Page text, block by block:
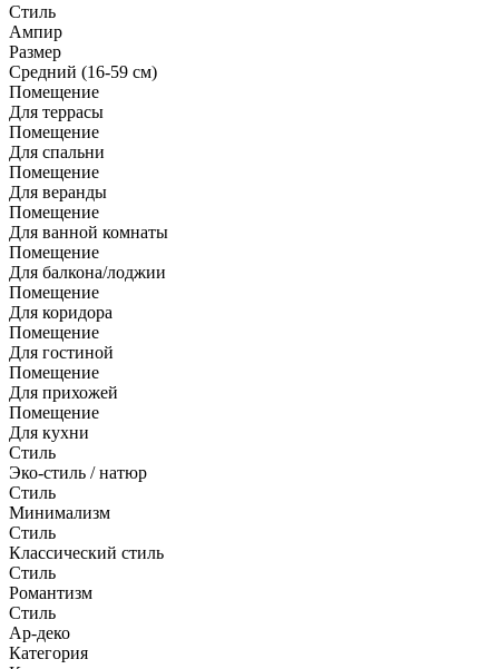
Стиль
Ампир
Размер
Средний (16-59 см)
Помещение
Для террасы
Помещение
Для спальни
Помещение
Для веранды
Помещение
Для ванной комнаты
Помещение
Для балкона/лоджии
Помещение
Для коридора
Помещение
Для гостиной
Помещение
Для прихожей
Помещение
Для кухни
Стиль
Эко-стиль / натюр
Стиль
Минимализм
Стиль
Классический стиль
Стиль
Романтизм
Стиль
Ар-деко
Категория